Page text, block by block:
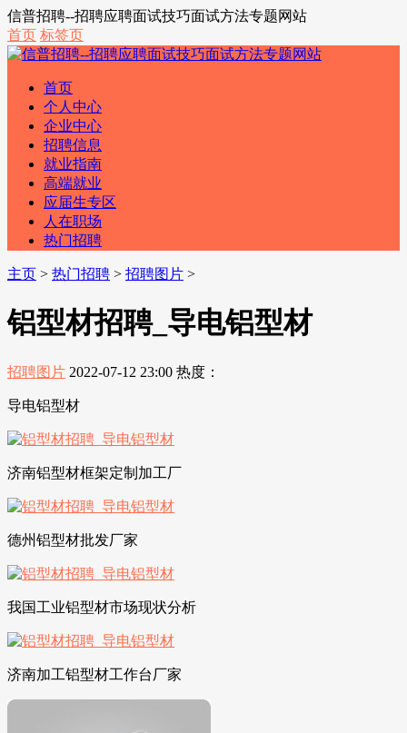
信普招聘--招聘应聘面试技巧面试方法专题网站
首页 标签页
首页
个人中心
企业中心
招聘信息
就业指南
高端就业
应届生专区
人在职场
热门招聘
主页 > 热门招聘 > 招聘图片 >
铝型材招聘_导电铝型材
招聘图片 2022-07-12 23:00 热度：
导电铝型材
济南铝型材框架定制加工厂
德州铝型材批发厂家
我国工业铝型材市场现状分析
济南加工铝型材工作台厂家